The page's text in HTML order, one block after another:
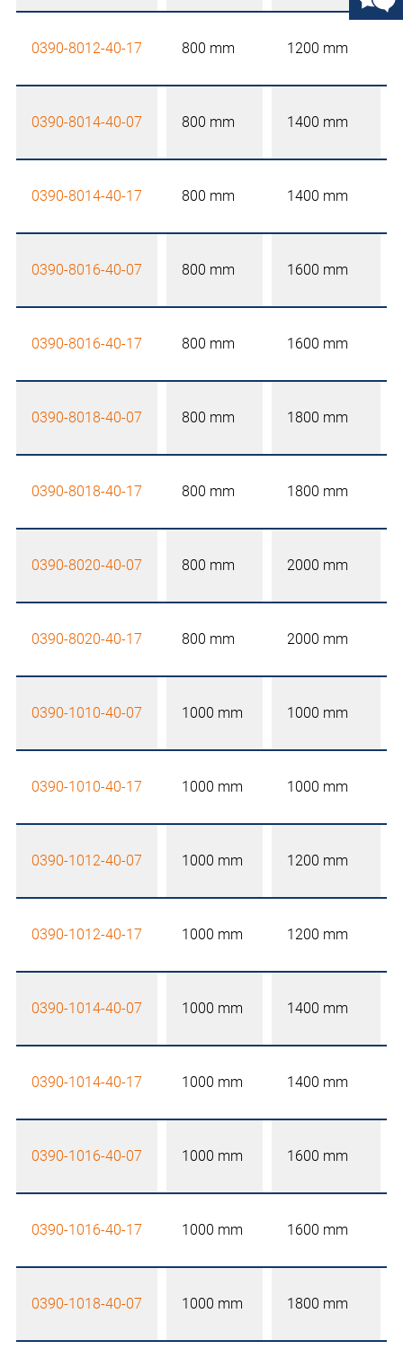
0390-8012-40-17 800 mm 1200 mm
0390-8014-40-07 800 mm 1400 mm
0390-8014-40-17 800 mm 1400 mm
0390-8016-40-07 800 mm 1600 mm
0390-8016-40-17 800 mm 1600 mm
0390-8018-40-07 800 mm 1800 mm
0390-8018-40-17 800 mm 1800 mm
0390-8020-40-07 800 mm 2000 mm
0390-8020-40-17 800 mm 2000 mm
0390-1010-40-07 1000 mm 1000 mm
0390-1010-40-17 1000 mm 1000 mm
0390-1012-40-07 1000 mm 1200 mm
0390-1012-40-17 1000 mm 1200 mm
0390-1014-40-07 1000 mm 1400 mm
0390-1014-40-17 1000 mm 1400 mm
0390-1016-40-07 1000 mm 1600 mm
0390-1016-40-17 1000 mm 1600 mm
0390-1018-40-07 1000 mm 1800 mm